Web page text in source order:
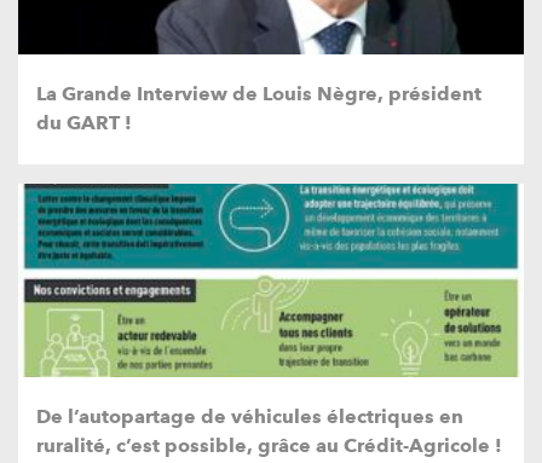
La Grande Interview de Louis Nègre, président
du GART !
De l’autopartage de véhicules électriques en
ruralité, c’est possible, grâce au Crédit-Agricole !